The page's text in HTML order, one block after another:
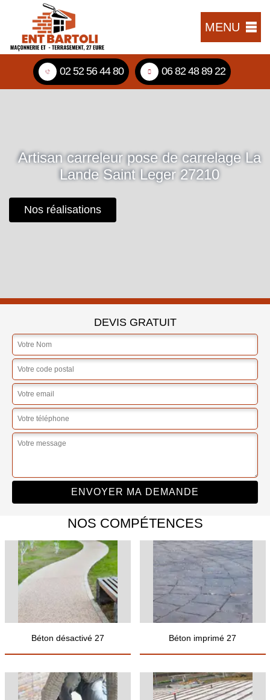
MENU
02 52 56 44 80 06 82 48 89 22
Artisan carreleur pose de carrelage La
Lande Saint Leger 27210
Nos réalisations
DEVIS GRATUIT
NOS COMPÉTENCES
Béton désactivé 27 Béton imprimé 27